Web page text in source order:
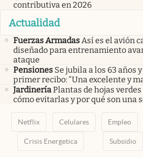
contributiva en 2026
Actualidad
Fuerzas ArmadasAsí es el avión
diseñado para entrenamiento
ataque
Pensiones Se jubila a los 63 años
primer recibo: “Una excelente y
JardineríaPlantas de hojas
cómo evitarlas y por qué son una
Netflix Celulares Empleo
Crisis Energetica Subsidio